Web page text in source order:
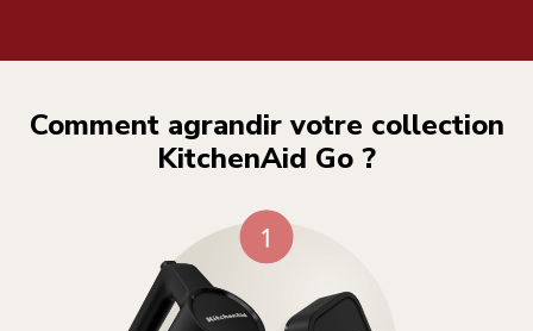
Comment agrandir votre collection
KitchenAid Go ?